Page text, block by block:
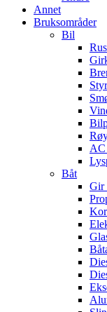
Annet
Bruksområder
Bil
AC
Båt
Gir